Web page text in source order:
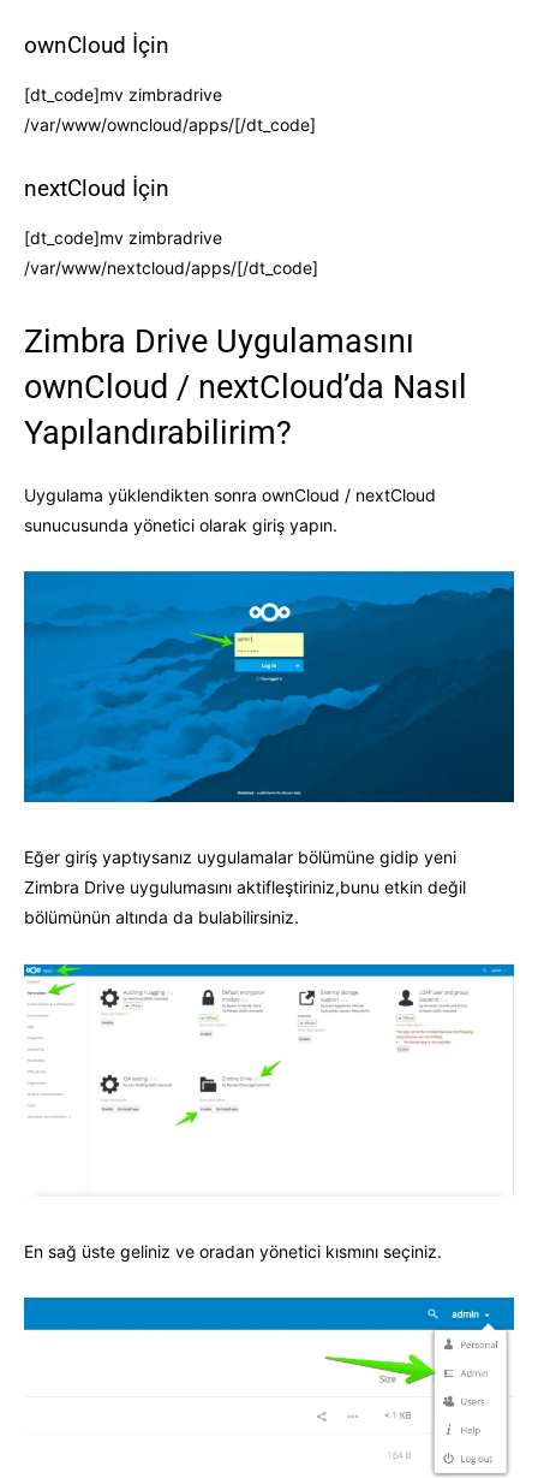
ownCloud İçin
[dt_code]mv zimbradrive
/var/www/owncloud/apps/[/dt_code]
nextCloud İçin
[dt_code]mv zimbradrive
/var/www/nextcloud/apps/[/dt_code]
Zimbra Drive Uygulamasını
ownCloud / nextCloud’da Nasıl
Yapılandırabilirim?
Uygulama yüklendikten sonra ownCloud / nextCloud
sunucusunda yönetici olarak giriş yapın.
Eğer giriş yaptıysanız uygulamalar bölümüne gidip yeni
Zimbra Drive uygulumasını aktifleştiriniz,bunu etkin değil
bölümünün altında da bulabilirsiniz.
En sağ üste geliniz ve oradan yönetici kısmını seçiniz.